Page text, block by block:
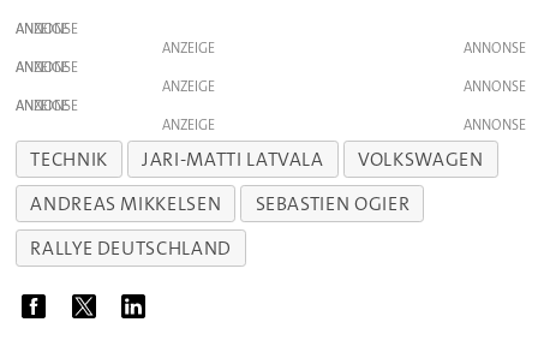
ANZEIGE
ANZEIGE
ANZEIGE
ANZEIGE
ANZEIGE
ANZEIGE
TECHNIK JARI-MATTI LATVALA
VOLKSWAGEN
ANDREAS MIKKELSEN
SEBASTIEN OGIER
RALLYE DEUTSCHLAND